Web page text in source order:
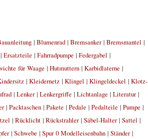
| Blumenrad| Bremsanker| Bremsmantel |
Ersatzteile| Fahrradpumpe| Federgabel |
für Waage| Hutmuttern| Karbidlaterne|
| Kleidernetz| Klingel | Klingeldeckel | Klotz-
| Lenker| Lenkergriffe| Lichtanlage| Literatur|
| Packtaschen| Pakete| Pedale| Pedalteile| Pumpe|
| Rücklicht| Rückstrahler| Säbel-Halter| Sattel |
| Schwebe| Spur 0 Modelleisenbahn| Ständer|